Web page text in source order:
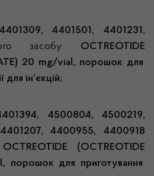
4401501, 4401231,
засобу OCTREOTIDE
) 20 mg/vial, порошок для
для ін’єкцій;
4500804, 4500219,
4400955, 4400918
OCTREOTIDE (OCTREOTIDE
, порошок для приготування